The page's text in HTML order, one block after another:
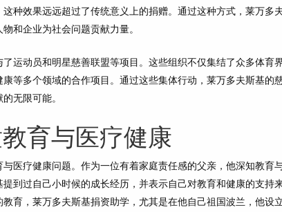
种效果远远超过了传统意义上的捐赠。通过这种方式，莱万多
和企业为社会问题贡献力量。
运动员和明星慈善联盟等项目。这些组织不仅集结了众多体育
等多个领域的合作项目。通过这些集体行动，莱万多夫斯基的
无限可能。
育与医疗健康
医疗健康问题。作为一位有着家庭责任感的父亲，他深知教育
到过自己小时候的成长经历，并表示自己对教育和健康的支持
育，莱万多夫斯基捐资助学，尤其是在他自己祖国波兰，他设